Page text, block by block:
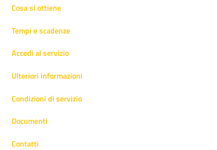
Cosa si ottiene
Tempi e scadenze
Accedi al servizio
Ulteriori informazioni
Condizioni di servizio
Documenti
Contatti